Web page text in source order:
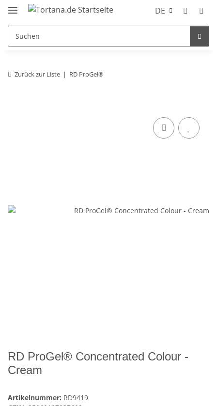
DE
Zurück zur Liste RD ProGel®
RD ProGel® Concentrated Colour -
Cream
Artikelnummer: RD9419